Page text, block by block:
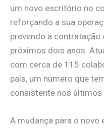
um novo escritório no
reforçando a sua
prevendo a
próximos dois anos.
com cerca de 115
país, um número que
consistente nos últimos
A mudança para o novo